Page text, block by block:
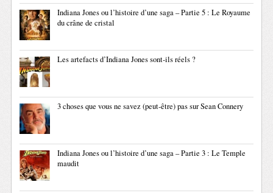
Indiana Jones ou l’histoire d’une saga – Partie 5 : Le Royaume
du crâne de cristal
Les artefacts d’Indiana Jones sont-ils réels ?
3 choses que vous ne savez (peut-être) pas sur Sean Connery
Indiana Jones ou l’histoire d’une saga – Partie 3 : Le Temple
maudit